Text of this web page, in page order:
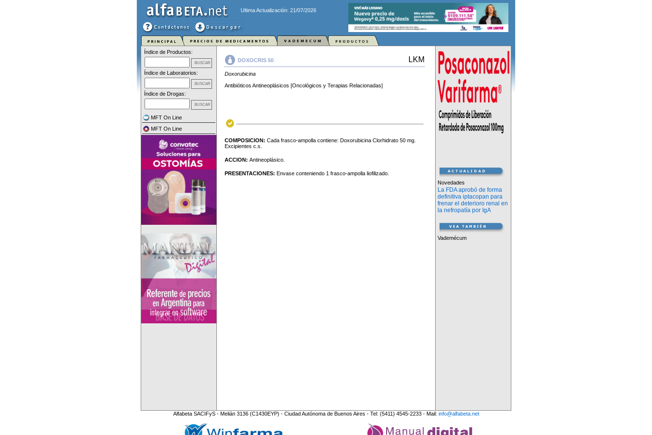
Ultima Actualización: 21/07/2026
Índice de Productos:
Índice de Laboratorios:
Índice de Drogas:
MFT On Line
MFT On Line
DOXOCRIS 50 LKM
Doxorubicina
Antibióticos Antineoplásicos [Oncológicos y Terapias Relacionadas]
COMPOSICION: Cada frasco-ampolla contiene: Doxorubicina Clorhidrato 50 mg.
Excipientes c.s.
ACCION: Antineoplásico.
PRESENTACIONES: Envase conteniendo 1 frasco-ampolla liofilizado.
Novedades
La FDA aprobó de forma
definitiva iptacopan para
frenar el deterioro renal en
la nefropatía por IgA
Vademécum
Alfabeta SACIFyS - Melián 3136 (C1430EYP) - Ciudad Autónoma de Buenos Aires - Tel: (5411) 4545-2233 - Mail: info@alfabeta.net